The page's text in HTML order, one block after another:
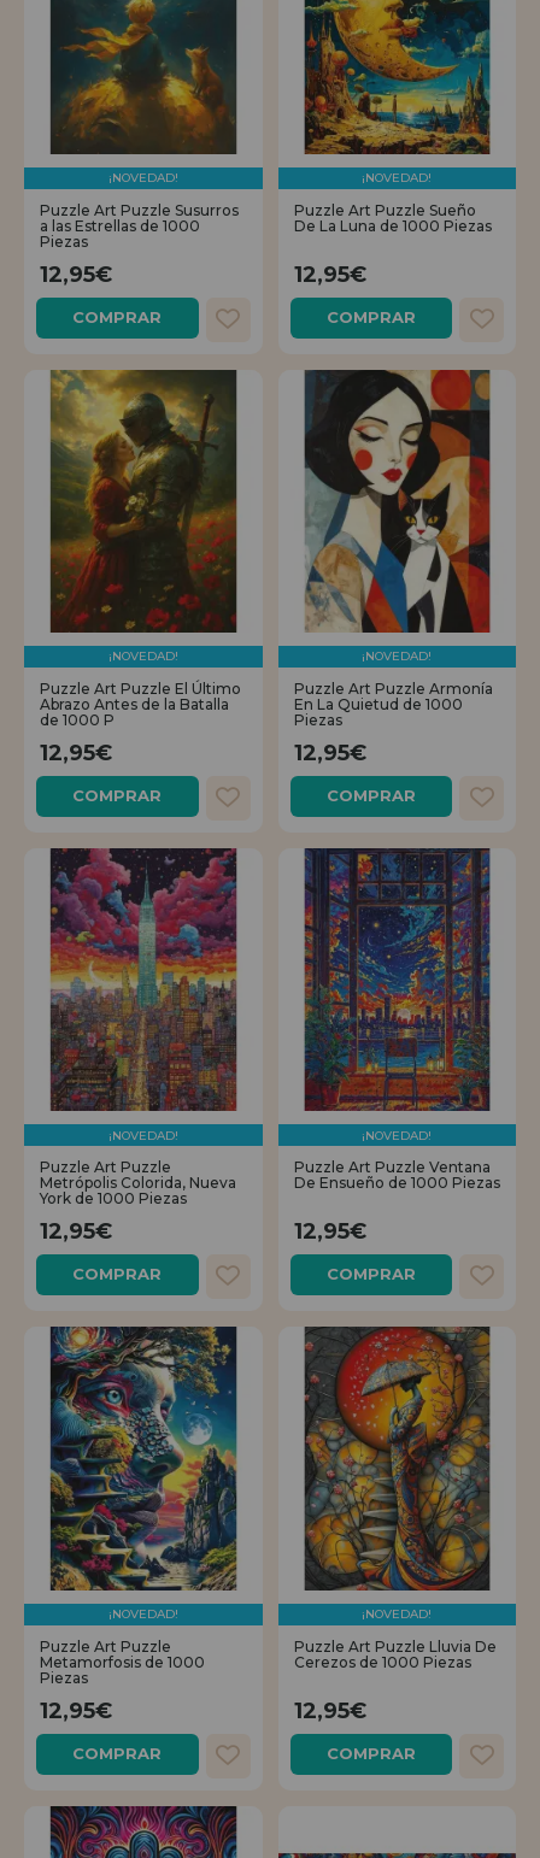
¡NOVEDAD!
Puzzle Art Puzzle Susurros
a las Estrellas de 1000
Piezas
12,95€
COMPRAR
¡NOVEDAD!
Puzzle Art Puzzle Sueño
De La Luna de 1000 Piezas
12,95€
COMPRAR
¡NOVEDAD!
Puzzle Art Puzzle El Último
Abrazo Antes de la Batalla
de 1000 P
12,95€
COMPRAR
¡NOVEDAD!
Puzzle Art Puzzle Armonía
En La Quietud de 1000
Piezas
12,95€
COMPRAR
¡NOVEDAD!
Puzzle Art Puzzle
Metrópolis Colorida, Nueva
York de 1000 Piezas
12,95€
COMPRAR
¡NOVEDAD!
Puzzle Art Puzzle Ventana
De Ensueño de 1000 Piezas
12,95€
COMPRAR
¡NOVEDAD!
Puzzle Art Puzzle
Metamorfosis de 1000
Piezas
12,95€
COMPRAR
¡NOVEDAD!
Puzzle Art Puzzle Lluvia De
Cerezos de 1000 Piezas
12,95€
COMPRAR